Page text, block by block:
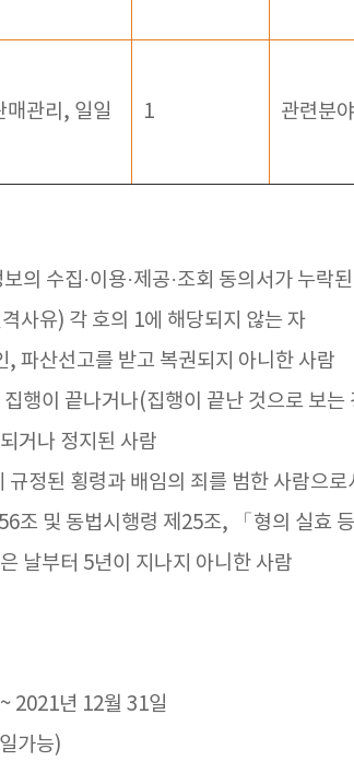
매관리, 일일
1 관련분
의 수집·이용·제공·조회 동의서가 누락
사유) 각 호의 1에 해당되지 않는 자
파산선고를 받고 복권되지 아니한 사람
행이 끝나거나(집행이 끝난 것으로 보
거나 정지된 사람
정된 횡령과 배임의 죄를 범한 사람으
조 및 동법시행령 제25조, 「형의 실효
날부터 5년이 지나지 아니한 사람
2021년 12월 31일
가능)